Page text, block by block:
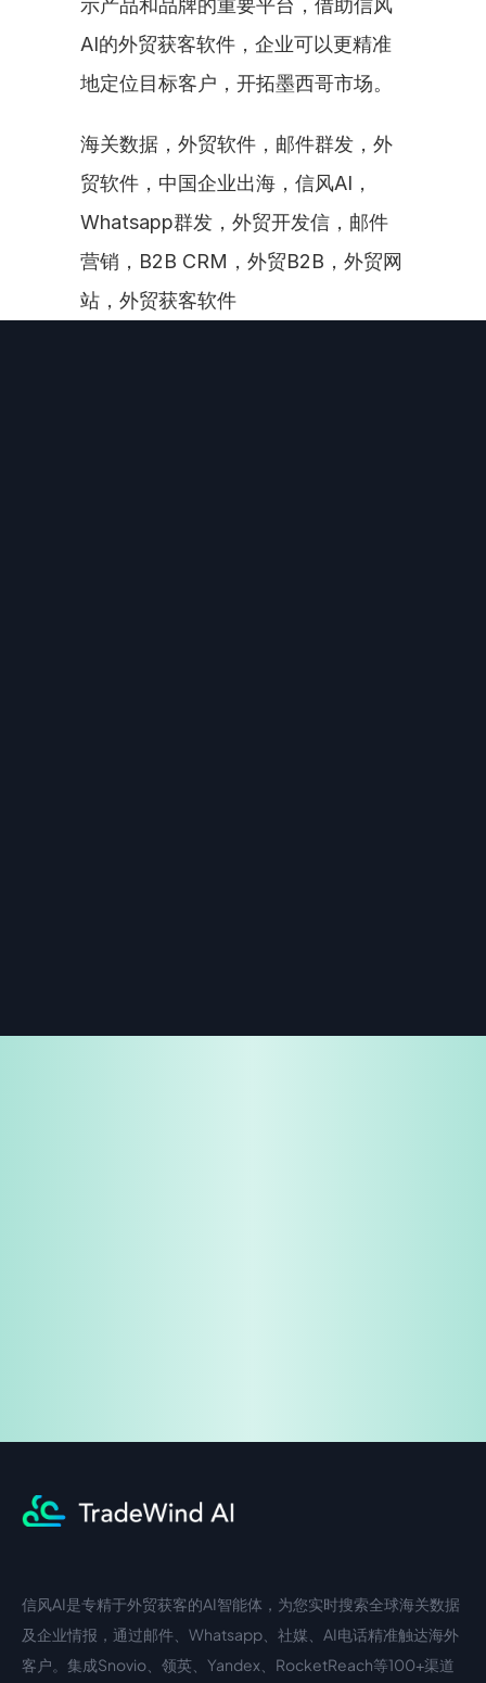
示产品和品牌的重要平台，借助信风
AI的外贸获客软件，企业可以更精准
地定位目标客户，开拓墨西哥市场。
海关数据，外贸软件，邮件群发，外
贸软件，中国企业出海，信风AI，
Whatsapp群发，外贸开发信，邮件
营销，B2B CRM，外贸B2B，外贸网
站，外贸获客软件
中文入口
信风AI是专精于外贸获客的AI智能体，为您实时搜索全球海关数据
及企业情报，通过邮件、Whatsapp、社媒、AI电话精准触达海外
客户。集成Snovio、领英、Yandex、RocketReach等100+渠道